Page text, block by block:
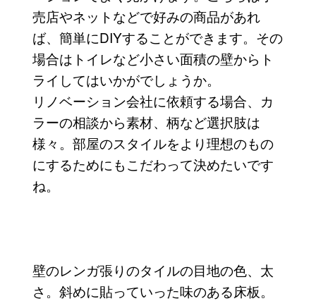
売店やネットなどで好みの商品があれ
ば、簡単にDIYすることができます。その
場合はトイレなど小さい面積の壁からト
ライしてはいかがでしょうか。
リノベーション会社に依頼する場合、カ
ラーの相談から素材、柄など選択肢は
様々。部屋のスタイルをより理想のもの
にするためにもこだわって決めたいです
ね。
壁のレンガ張りのタイルの目地の色、太
さ。斜めに貼っていった味のある床板。